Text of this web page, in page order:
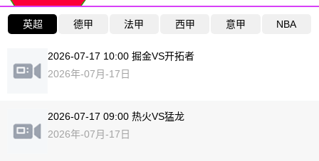
英超 德甲 法甲 西甲 意甲 NBA
2026-07-17 10:00 掘金VS开拓者
2026年-07月-17日
2026-07-17 09:00 热火VS猛龙
2026年-07月-17日